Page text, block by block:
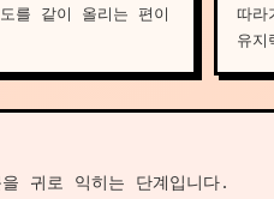
를 같이 올리는 편이
따
유
귀로 익히는 단계입니다.